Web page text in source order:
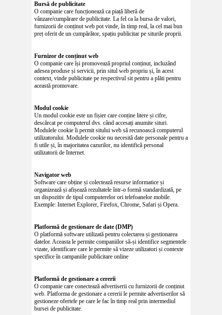
Bursă de publicitate
O companie care funcționează ca piață liberă de
vânzare/cumpărare de publicitate. La fel ca la bursa de valori,
furnizorii de conținut web pot vinde, în timp real, la cel mai bun
preț oferit de un cumpărător, spațiu publicitar pe siturile proprii.
Furnizor de conținut web
O companie care își promovează propriul conținut, incluzând
adesea produse și servicii, prin situl web propriu și, în acest
context, vinde publicitate pe respectivul sit pentru a plăti pentru
această promovare.
Modul cookie
Un modul cookie este un fișier care conține litere și cifre,
descărcat pe computerul dvs. când accesați anumite situri.
Modulele cookie îi permit sitului web să recunoască computerul
utilizatorului. Modulele cookie nu necesită date personale pentru a
fi utile și, în majoritatea cazurilor, nu identifică personal
utilizatorii de Internet.
Navigator web
Software care obține și colectează resurse informatice și
organizează și afișează rezultatele într-o formă standardizată, pe
un dispozitiv de tipul computerelor ori telefoanelor mobile.
Exemple: Internet Explorer, Firefox, Chrome, Safari și Opera.
Platformă de gestionare de date (DMP)
O platformă software utilizată pentru colectarea și gestionarea
datelor. Aceasta le permite companiilor să-și identifice segmentele
vizate, identificare care le permite să vizeze utilizatori și contexte
specifice în campaniile publicitare online
Platformă de gestionare a cererii
O companie care conectează advertiserii cu furnizorii de conținut
web. Platforma de gestionare a cererii le permite advertiserilor să
gestioneze ofertele pe care le fac în timp real prin intermediul
bursei de publicitate.